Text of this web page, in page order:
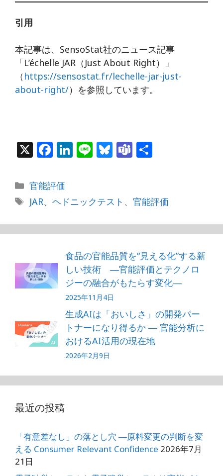
引用
本記事は、SensoStat社のニュース記事
「L’échelle JAR（Just About Right）」
（ https://sensostat.fr/lechelle-jar-just-
about-right/）を参照しています。
X F
c
e
o
k
Li
e
dI
n
Li Bl
s
k
y
T
m
s
カ
テ
ゴ
リ
ー
官能評価
タ
JAR、 ヘドニックテスト 、 官能評価
食品の官能品質を“見える化”する新
しい技術 ―官能評価とテクノロ
ジーの融合がもたらす変化―
2025年11月4日
生成AIは「おいしさ」の開発パー
トナーになり得るか ― 官能分析に
おけるAI活用の現在地
2026年2月9日
最近の投稿
「有意差なし」の落とし穴 ―原料変更の判断を変
える Consumer Relevant Confidence 2026年7月
21日